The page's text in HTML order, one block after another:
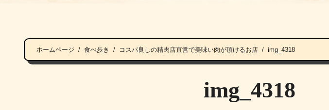
ホームページ 食べ歩き コスパ良しの精肉店直営で美味い肉が頂けるお店 img_4318
img_4318